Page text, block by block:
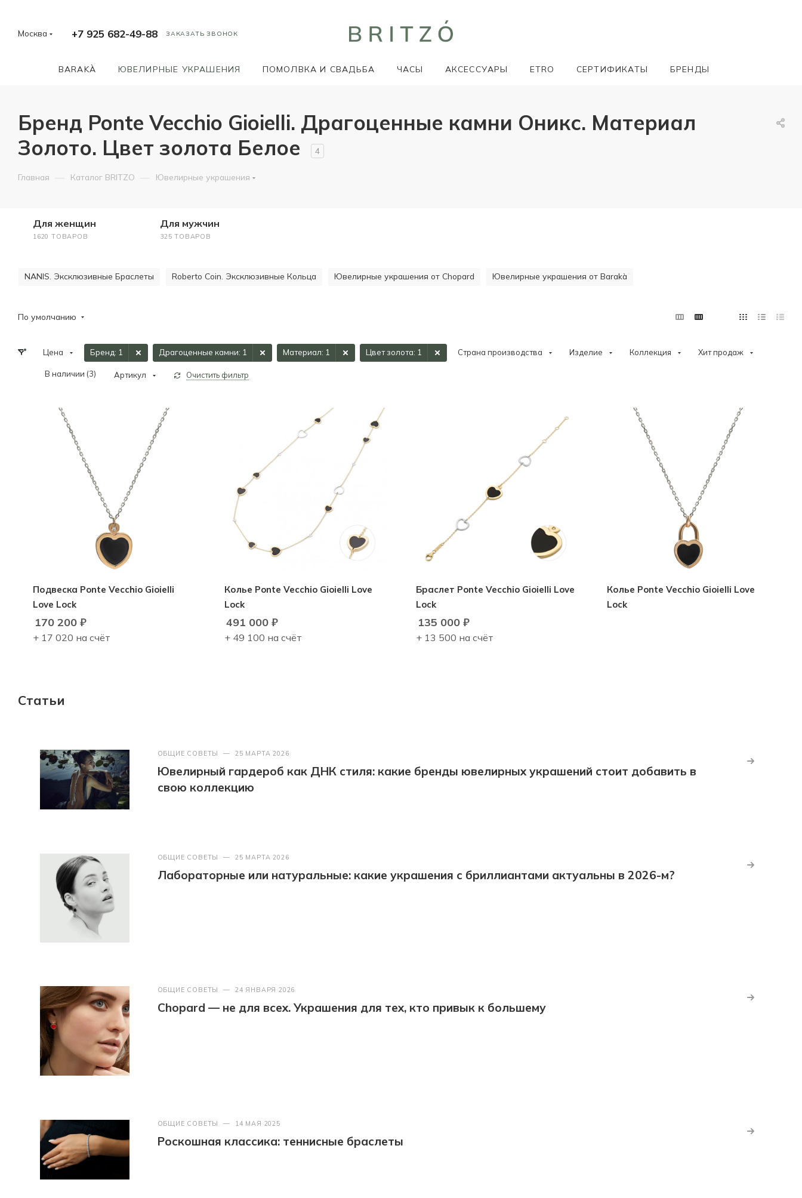
Москва +7 925 682-49-88 ЗАКАЗАТЬ ЗВОНОК
BARAKÀ ЮВЕЛИРНЫЕ УКРАШЕНИЯ ПОМОЛВКА И СВАДЬБА ЧАСЫ АКСЕССУАРЫ ETRO СЕРТИФИКАТЫ БРЕНДЫ
Бренд Ponte Vecchio Gioielli. Драгоценные камни Оникс. Материал
Золото. Цвет золота Белое
4
Главная — Каталог BRITZO — Ювелирные украшения
Для женщин
1620 ТОВАРОВ
Для мужчин
325 ТОВАРОВ
NANIS. Эксклюзивные Браслеты Roberto Coin. Эксклюзивные Кольца Ювелирные украшения от Chopard Ювелирные украшения от Barakà
По умолчанию
Цена Бренд: 1 Драгоценные камни: 1 Материал: 1 Цвет золота: 1 Страна производства Изделие Коллекция Хит продаж
В наличии (3) Артикул Очистить фильтр
Подвеска Ponte Vecchio Gioielli
Love Lock
170 200 ₽
+ 17 020 на счёт
Колье Ponte Vecchio Gioielli Love
Lock
491 000₽
+ 49 100 на счёт
Браслет Ponte Vecchio Gioielli Love
Lock
135 000₽
+ 13 500 на счёт
Колье Ponte Vecchio Gioielli Love
Lock
Статьи
ОБЩИЕ СОВЕТЫ — 25 МАРТА 2026
Ювелирный гардероб как ДНК стиля: какие бренды ювелирных украшений стоит добавить в
свою коллекцию
ОБЩИЕ СОВЕТЫ — 25 МАРТА 2026
Лабораторные или натуральные: какие украшения с бриллиантами актуальны в 2026-м?
ОБЩИЕ СОВЕТЫ — 24 ЯНВАРЯ 2026
Chopard — не для всех. Украшения для тех, кто привык к большему
ОБЩИЕ СОВЕТЫ — 14 МАЯ 2025
Роскошная классика: теннисные браслеты